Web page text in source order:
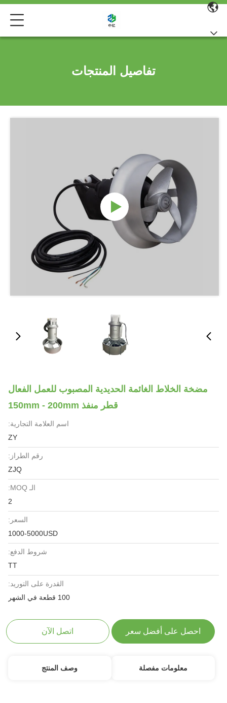
تفاصيل المنتجات
مضخة الخلاط الغائمة الحديدية المصبوب للعمل الفعال
قطر منفذ 150mm - 200mm
اسم العلامة التجارية:
ZY
رقم الطراز:
ZJQ
الـ MOQ:
2
السعر:
1000-5000USD
شروط الدفع:
TT
القدرة على التوريد:
100 قطعة في الشهر
احصل على أفضل سعر اتصل الآن
معلومات مفصلة وصف المنتج